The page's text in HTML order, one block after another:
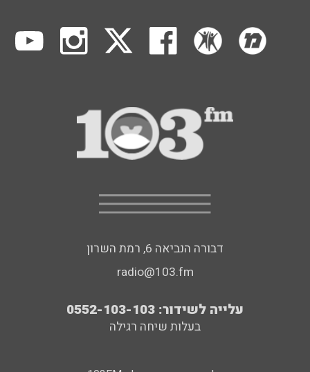
דבורה הנביאה 6, רמת השרון
radio@103.fm
עלייה לשידור: 0552-103-103
בעלות שיחה רגילה